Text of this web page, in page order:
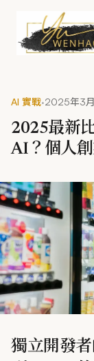
AI 實戰·2025年3
2025最新
AI？個人
獨立開發